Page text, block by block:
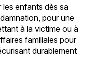
les enfants dès sa
pour une
à la victime ou à
familiales pour
durablement